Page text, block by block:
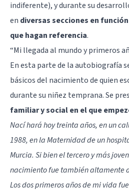
indiferente), y durante su
en diversas secciones en
que hagan referencia.
“Mi llegada al mundo y primeros
En esta parte de la autobiografía
básicos del nacimiento de quien
durante su niñez temprana. Se
familiar y social en el que
Nací hará hoy treinta años, en un
1988, en la Maternidad de un
Murcia. Si bien el tercero y más
nacimiento fue también altamente
Los dos primeros años de mi vida